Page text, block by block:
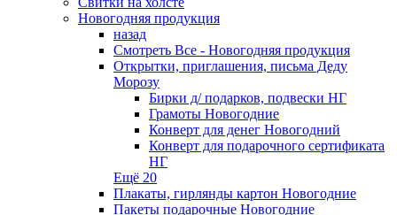
Новогодняя продукция
назад
Смотреть Все - Новогодняя продукция
Открытки, приглашения, письма Деду
Морозу
Бирки д/ подарков, подвески НГ
Грамоты Новогодние
Конверт для денег Новогодний
Конверт для подарочного сертификата
НГ
Ещё 20
Плакаты, гирлянды картон Новогодние
Пакеты подарочные Новогодние